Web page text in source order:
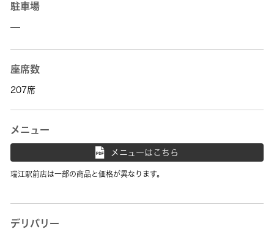
駐車場
—
座席数
207席
メニュー
メニューはこちら
瑞江駅前店は一部の商品と価格が異なります。
デリバリー